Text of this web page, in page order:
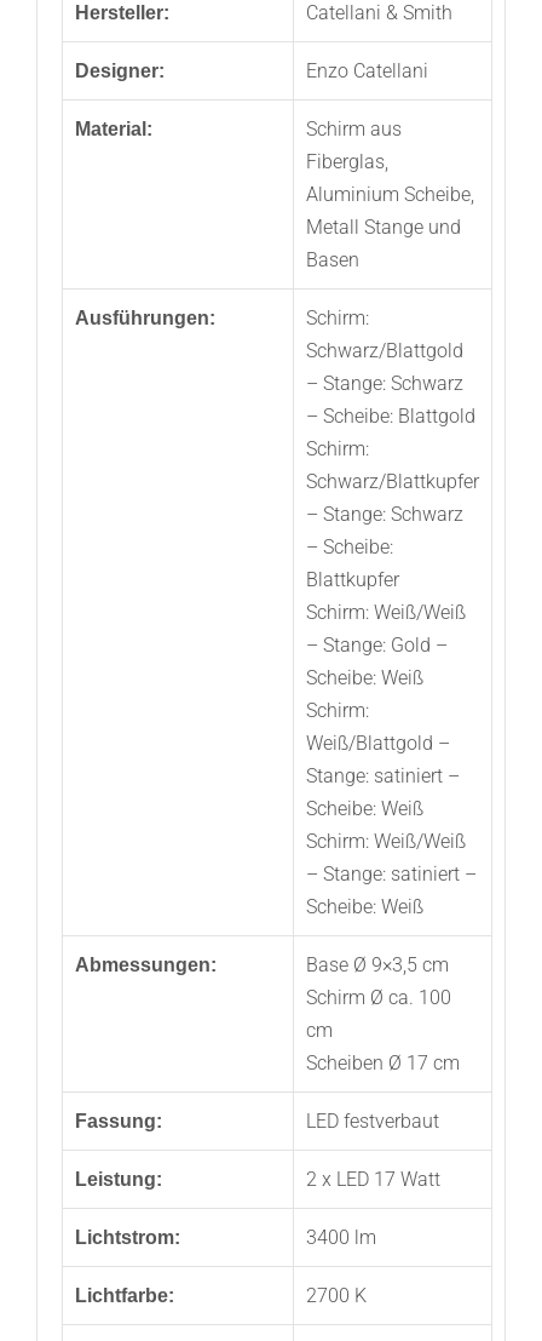
Hersteller: Catellani & Smith
Designer: Enzo Catellani
Material:
Schirm aus
Fiberglas,
Aluminium Scheibe,
Metall Stange und
Basen
Ausführungen:
Schirm:
Schwarz/Blattgold
– Stange: Schwarz
– Scheibe: Blattgold
Schirm:
Schwarz/Blattkupfer
– Stange: Schwarz
– Scheibe:
Blattkupfer
Schirm: Weiß/Weiß
– Stange: Gold –
Scheibe: Weiß
Schirm:
Weiß/Blattgold –
Stange: satiniert –
Scheibe: Weiß
Schirm: Weiß/Weiß
– Stange: satiniert –
Scheibe: Weiß
Abmessungen:
Base Ø 9×3,5 cm
Schirm Ø ca. 100
cm
Scheiben Ø 17 cm
Fassung: LED festverbaut
Leistung: 2 x LED 17 Watt
Lichtstrom: 3400 lm
Lichtfarbe: 2700 K